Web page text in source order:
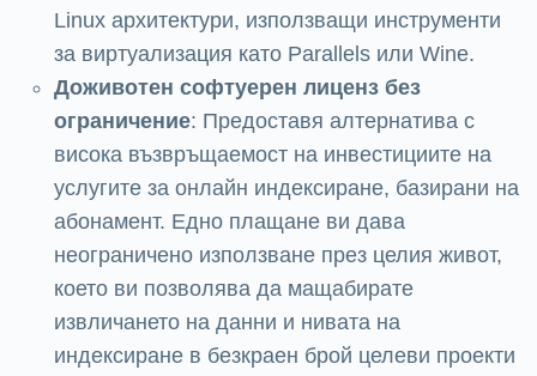
Linux архитектури, използващи инструменти
за виртуализация като Parallels или Wine.
Доживотен софтуерен лиценз без
ограничение: Предоставя алтернатива с
висока възвръщаемост на инвестициите на
услугите за онлайн индексиране, базирани на
абонамент. Едно плащане ви дава
неограничено използване през целия живот,
което ви позволява да мащабирате
извличането на данни и нивата на
индексиране в безкраен брой целеви проекти